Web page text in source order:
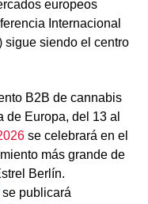
europeos
Internacional
sigue siendo el centro
B2B de cannabis
de Europa, del 13 al
se celebrará en el
más grande de
Berlín.
se publicará